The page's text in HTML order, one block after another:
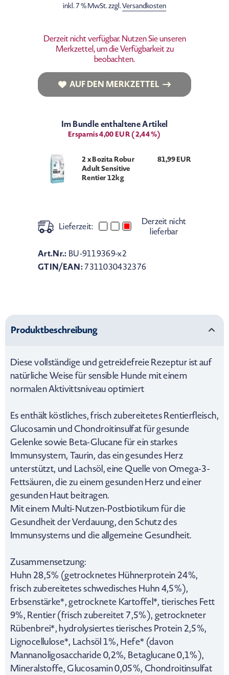
inkl. 7 % MwSt. zzgl.Versandkosten
Derzeit nicht verfügbar. Nutzen Sie unseren
Merkzettel, um die Verfügbarkeit zu
beobachten.
AUF DEN MERKZETTEL
AUF DEN MERKZETTEL
Im Bundle enthaltene Artikel
Ersparnis 4,00 EUR (2,44 %)
2 x Bozita Robur
Adult Sensitive
Rentier 12kg
81,99 EUR
Lieferzeit:
Derzeit nicht
lieferbar
Art.Nr.: BU-9119369-x2
GTIN/EAN:7311030432376
Produktbeschreibung
Diese vollständige und getreidefreie Rezeptur ist auf
natürliche Weise für sensible Hunde mit einem
normalen Aktivittsniveau optimiert
Es enthält köstliches, frisch zubereitetes Rentierfleisch,
Glucosamin und Chondroitinsulfat für gesunde
Gelenke sowie Beta-Glucane für ein starkes
Immunsystem, Taurin, das ein gesundes Herz
unterstützt, und Lachsöl, eine Quelle von Omega-3-
Fettsäuren, die zu einem gesunden Herz und einer
gesunden Haut beitragen.
Mit einem Multi-Nutzen-Postbiotikum für die
Gesundheit der Verdauung, den Schutz des
Immunsystems und die allgemeine Gesundheit.
Zusammensetzung:
Huhn 28,5% (getrocknetes Hühnerprotein 24%,
frisch zubereitetes schwedisches Huhn 4,5%),
Erbsenstärke*, getrocknete Kartoffel*, tierisches Fett
9%, Rentier (frisch zubereitet 7,5%), getrockneter
Rübenbrei*, hydrolysiertes tierisches Protein 2,5%,
Lignocellulose*, Lachsöl 1%, Hefe* (davon
Mannanoligosaccharide 0,2%, Betaglucane 0,1%),
Mineralstoffe, Glucosamin 0,05%, Chondroitinsulfat